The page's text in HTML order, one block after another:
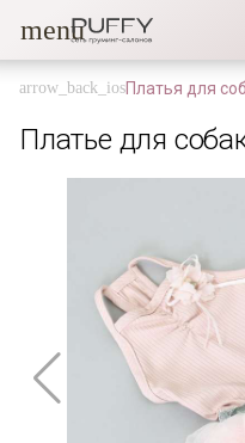
menu
Платья для
Платье для